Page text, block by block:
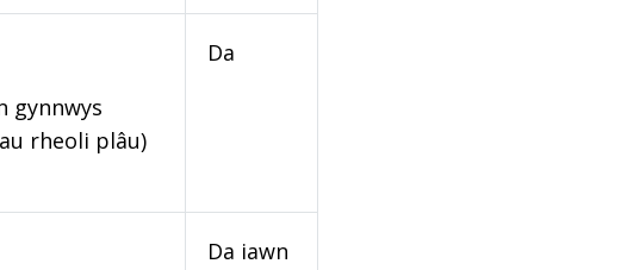
gynnwys
rheoli plâu)
Da
Da iawn